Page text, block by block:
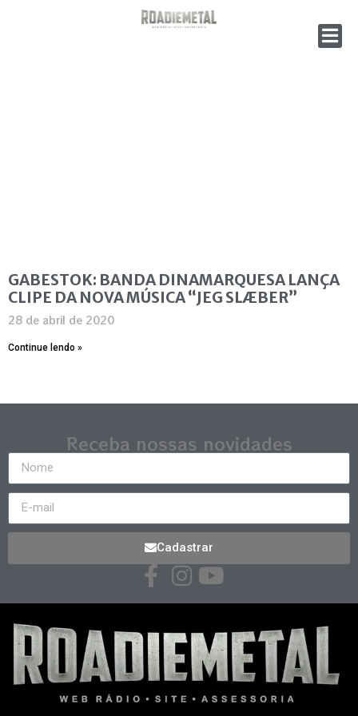
GABESTOK: BANDA DINAMARQUESA LANÇA
CLIPE DA NOVA MÚSICA “JEG SLÆBER”
28 de abril de 2020
Continue lendo »
Receba nossas novidades
Cadastrar